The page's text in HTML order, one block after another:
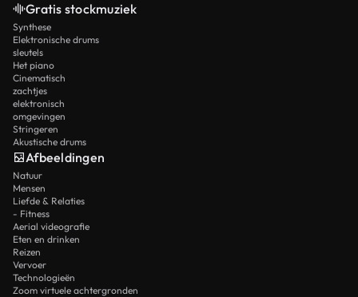
Gratis stockmuziek
Synthese
Elektronische drums
sleutels
Het piano
Cinematisch
zachtjes
elektronisch
omgevingen
Stringeren
Akustische drums
Afbeeldingen
Natuur
Mensen
Liefde & Relaties
- Fitness
Aerial videografie
Eten en drinken
Reizen
Vervoer
Technologieën
Zoom virtuele achtergronden